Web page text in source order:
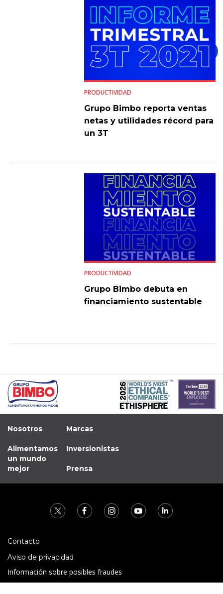
PRODUCTIVIDAD
Grupo Bimbo reporta ventas
netas y utilidades récord para
un 3T
PRODUCTIVIDAD
Grupo Bimbo debuta en
financiamiento sustentable
Nosotros
Alimentamos
un mundo
mejor
Marcas
Inversionistas
Prensa
Contacto
Aviso de privacidad
Información sobre posibles fraudes